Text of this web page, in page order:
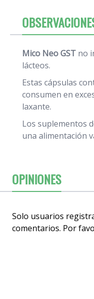
Mico Neo GST no
lácteos.
Estas cápsulas
consumen en
laxante.
Los suplementos
una alimentación
OPINIONES
Solo usuarios
comentarios. Por